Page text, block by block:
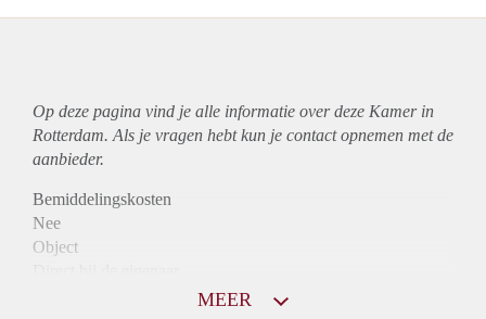
Op deze pagina vind je alle informatie over deze Kamer in
Rotterdam. Als je vragen hebt kun je contact opnemen met de
aanbieder.
Bemiddelingskosten
Nee
Object
MEER